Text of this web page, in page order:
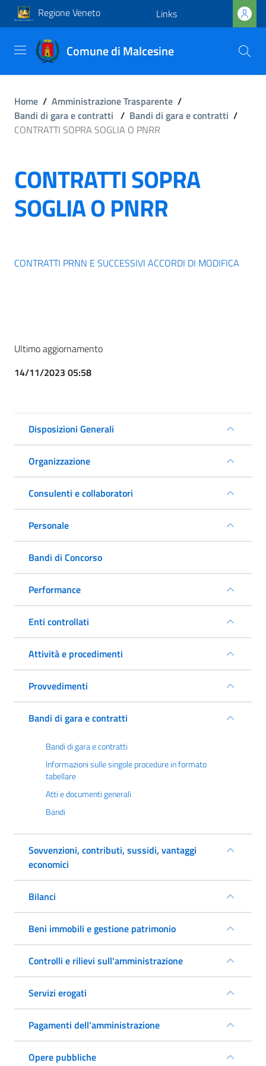
Regione Veneto Links
Comune di Malcesine
Home / Amministrazione Trasparente /
Bandi di gara e contratti / Bandi di gara e contratti /
CONTRATTI SOPRA SOGLIA O PNRR
CONTRATTI SOPRA
SOGLIA O PNRR
CONTRATTI PRNN E SUCCESSIVI ACCORDI DI MODIFICA
Ultimo aggiornamento
14/11/2023 05:58
Disposizioni Generali
Organizzazione
Consulenti e collaboratori
Personale
Bandi di Concorso
Performance
Enti controllati
Attività e procedimenti
Provvedimenti
Bandi di gara e contratti
Bandi di gara e contratti
Informazioni sulle singole procedure in formato
tabellare
Atti e documenti generali
Bandi
Sovvenzioni, contributi, sussidi, vantaggi
economici
Bilanci
Beni immobili e gestione patrimonio
Controlli e rilievi sull'amministrazione
Servizi erogati
Pagamenti dell'amministrazione
Opere pubbliche